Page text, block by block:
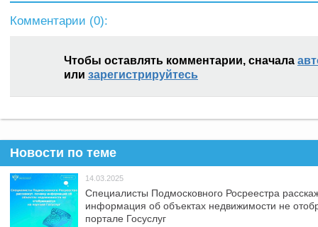
Комментарии (0):
Чтобы оставлять комментарии, сначала
или зарегистрируйтесь
Новости по теме
14.03.2025
Специалисты Подмосковного Росреестра
информация об объектах недвижимости не
портале Госуслуг